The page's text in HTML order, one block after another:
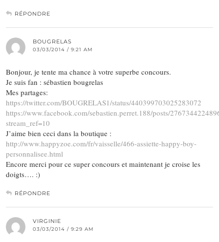
RÉPONDRE
BOUGRELAS
03/03/2014 / 9:21 AM
Bonjour, je tente ma chance à votre superbe concours.
Je suis fan : sébastien bougrelas
Mes partages:
https://twitter.com/BOUGRELAS1/status/440399703025283072
https://www.facebook.com/sebastien.perret.188/posts/
stream_ref=10
J’aime bien ceci dans la boutique :
http://www.happyzoe.com/fr/vaisselle/466-assiette-happy-boy-
personnalisee.html
Encore merci pour ce super concours et maintenant je croise les
doigts…. :)
RÉPONDRE
VIRGINIE
03/03/2014 / 9:29 AM